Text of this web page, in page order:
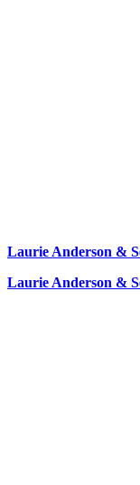
Laurie Anderson &
Laurie Anderson &